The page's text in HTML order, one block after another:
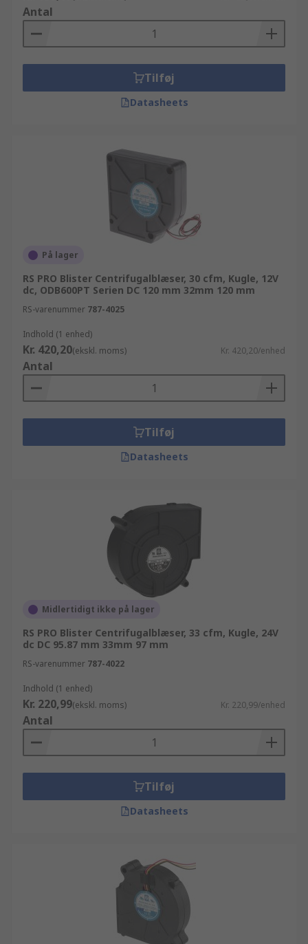
Antal
Tilføj
Datasheets
På lager
RS PRO Blister Centrifugalblæser, 30 cfm, Kugle, 12V
dc, ODB600PT Serien DC 120 mm 32mm 120 mm
RS-varenummer 787-4025
Indhold (1 enhed)
Kr. 420,20(ekskl. moms) Kr. 420,20/enhed
Antal
Tilføj
Datasheets
Midlertidigt ikke på lager
RS PRO Blister Centrifugalblæser, 33 cfm, Kugle, 24V
dc DC 95.87 mm 33mm 97 mm
RS-varenummer 787-4022
Indhold (1 enhed)
Kr. 220,99(ekskl. moms) Kr. 220,99/enhed
Antal
Tilføj
Datasheets